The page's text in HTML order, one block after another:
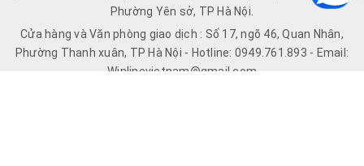
Phường Yên sở, TP Hà Nội.
Cửa hàng và Văn phòng giao dịch : Số 17, ngõ 46, Quan Nhân,
Phường Thanh xuân, TP Hà Nội - Hotline: 0949.761.893 - Email:
Winlinevietnam@gmail.com